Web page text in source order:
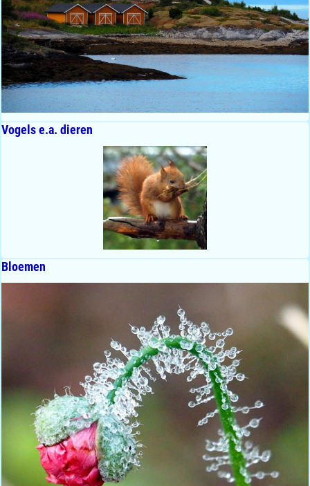
Vogels e.a. dieren
Bloemen